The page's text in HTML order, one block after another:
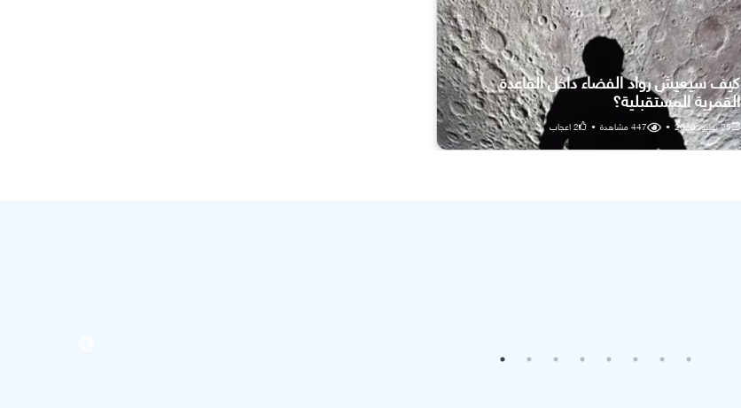
كيف سيعيش رواد الفضاء داخل القاعدة
القمرية المستقبلية؟
25 يوليو، 2026 •
447مشاهدة •
2اعجاب